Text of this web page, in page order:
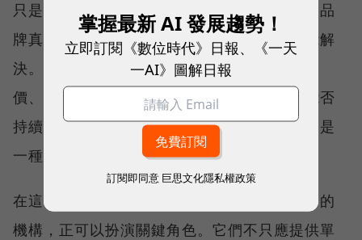
只是年度性的顧問諮詢，效果終究有限。時尚品
牌真正面對的問題，從來不是一兩次會議就能解
決。從財務、打樣、生產、庫存、法務，到定
價、行銷與海外合作，每一環都關係到品牌能否
持續經營。臺灣需要的不是一次性的診斷，而是
一種陪跑機制。
在這裡，設研院、文策院等具軟實力研發能力的
機構，正可以扮演關鍵角色。它們不只應提供單
掌握最新 AI 發展趨勢！
立即訂閱《數位時代》日報、《一天
一AI》圖解日報
訂閱即同意 巨思文化隱私權政策